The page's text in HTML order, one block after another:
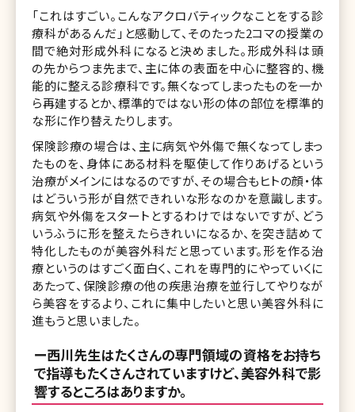
「これはすごい。こんなアクロバティックなことをする診
療科があるんだ」と感動して、そのたった2コマの授業の
間で絶対形成外科になると決めました。形成外科は頭
の先からつま先まで、主に体の表面を中心に整容的、機
能的に整える診療科です。無くなってしまったものを一か
ら再建するとか、標準的ではない形の体の部位を標準的
な形に作り替えたりします。
保険診療の場合は、主に病気や外傷で無くなってしまっ
たものを、身体にある材料を駆使して作りあげるという
治療がメインにはなるのですが、その場合もヒトの顔・体
はどういう形が自然できれいな形なのかを意識します。
病気や外傷をスタートとするわけではないですが、どう
いうふうに形を整えたらきれいになるか、を突き詰めて
特化したものが美容外科だと思っています。形を作る治
療というのはすごく面白く、これを専門的にやっていくに
あたって、保険診療の他の疾患治療を並行してやりなが
ら美容をするより、これに集中したいと思い美容外科に
進もうと思いました。
ー西川先生はたくさんの専門領域の資格をお持ち
で指導もたくさんされていますけど、美容外科で影
響するところはありますか。